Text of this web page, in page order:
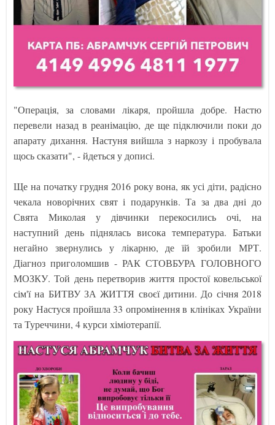
"Операція, за словами лікаря, пройшла добре. Настю
перевели назад в реанімацію, де ще підключили поки до
апарату дихання. Настуня вийшла з наркозу і пробувала
щось сказати", - йдеться у дописі.
Ще на початку грудня 2016 року вона, як усі діти, радісно
чекала новорічних свят і подарунків. Та за два дні до
Свята Миколая у дівчинки перекосились очі, на
наступний день піднялась висока температура. Батьки
негайно звернулись у лікарню, де їй зробили МРТ.
Діагноз приголомшив - РАК СТОВБУРА ГОЛОВНОГО
МОЗКУ. Той день перетворив життя простої ковельської
сім'ї на БИТВУ ЗА ЖИТТЯ своєї дитини. До січня 2018
року Настуся пройшла 33 опромінення в клініках України
та Туреччини, 4 курси хіміотерапії.